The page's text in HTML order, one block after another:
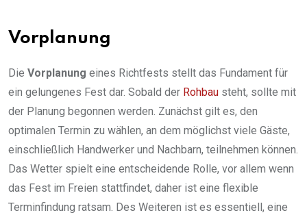
Vorplanung
Die Vorplanung eines Richtfests stellt das Fundament für
ein gelungenes Fest dar. Sobald der Rohbau steht, sollte mit
der Planung begonnen werden. Zunächst gilt es, den
optimalen Termin zu wählen, an dem möglichst viele Gäste,
einschließlich Handwerker und Nachbarn, teilnehmen können.
Das Wetter spielt eine entscheidende Rolle, vor allem wenn
das Fest im Freien stattfindet, daher ist eine flexible
Terminfindung ratsam. Des Weiteren ist es essentiell, eine